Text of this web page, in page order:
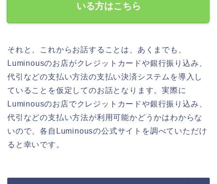
いる方はこちら
それと、これからお話することは、あくまでも、
Luminousのお店がクレジットカードや銀行振り込み、
代引などの支払い方法の支払い決済システムを導入し
ていることを仮定してのお話となります。実際に
Luminousのお店でクレジットカードや銀行振り込み、
代引などの支払い方法が利用可能かどうかはわからな
いので、各自Luminousの公式サイトを調べていただけ
ると幸いです。